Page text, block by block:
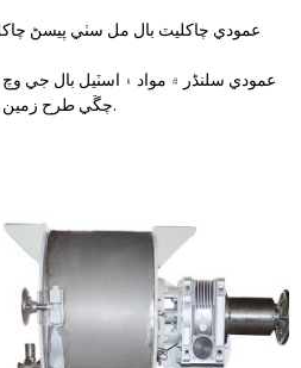
عمودي چاکليٽ بال مل سٺي پيسڻ
عمودي سلنڈر ۾ مواد ۽ اسٽيل بال جي
چڱي طرح زمين جي ضرورت مطابق مناسب آهي.